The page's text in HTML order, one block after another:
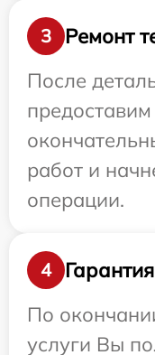
3
Ремонт
После
работ и
операции.
4
Гарантия
По
услуги Вы